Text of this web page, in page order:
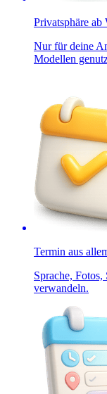
Privatsphäre ab
Nur für deine
Modellen
Termin aus
Sprache,
verwandeln.